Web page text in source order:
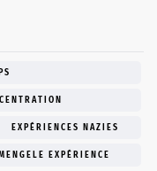
EXPÉRIENCES NAZIES
EXPÉRIENCE